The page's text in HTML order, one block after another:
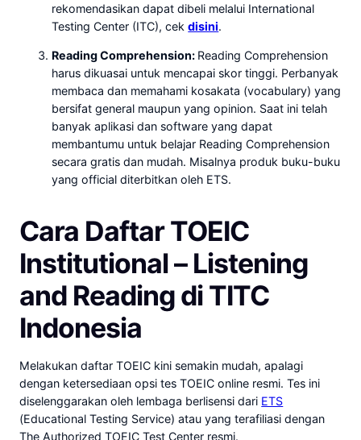
rekomendasikan dapat dibeli melalui International
Testing Center (ITC), cekdisini.
Reading Comprehension: Reading Comprehension
harus dikuasai untuk mencapai skor tinggi. Perbanyak
membaca dan memahami kosakata (vocabulary) yang
bersifat general maupun yang opinion. Saat ini telah
banyak aplikasi dan software yang dapat
membantumu untuk belajar Reading Comprehension
secara gratis dan mudah. Misalnya produk buku-buku
yang official diterbitkan oleh ETS.
Cara Daftar TOEIC
Institutional – Listening
and Reading di TITC
Indonesia
Melakukan daftar TOEIC kini semakin mudah, apalagi
dengan ketersediaan opsi tes TOEIC online resmi. Tes ini
diselenggarakan oleh lembaga berlisensi dari ETS
(Educational Testing Service) atau yang terafiliasi dengan
The Authorized TOEIC Test Center resmi.